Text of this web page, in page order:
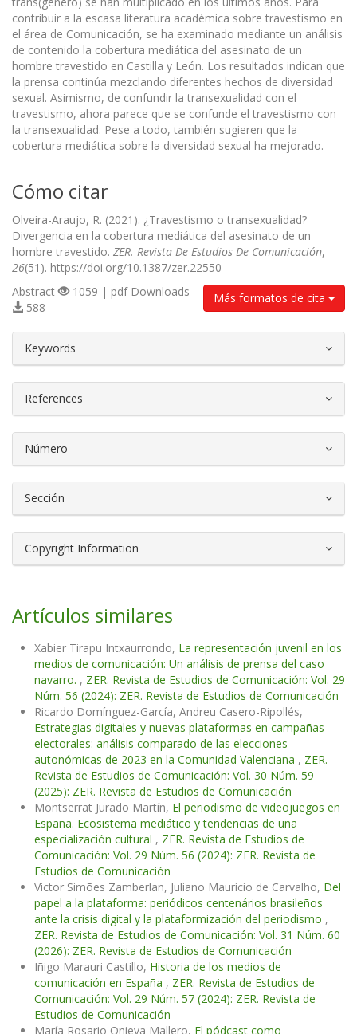
contribuir a la escasa literatura académica sobre travestismo en
el área de Comunicación, se ha examinado mediante un análisis
de contenido la cobertura mediática del asesinato de un
hombre travestido en Castilla y León. Los resultados indican que
la prensa continúa mezclando diferentes hechos de diversidad
sexual. Asimismo, de confundir la transexualidad con el
travestismo, ahora parece que se confunde el travestismo con
la transexualidad. Pese a todo, también sugieren que la
cobertura mediática sobre la diversidad sexual ha mejorado.
Cómo citar
Olveira-Araujo, R. (2021). ¿Travestismo o transexualidad?
Divergencia en la cobertura mediática del asesinato de un
hombre travestido. ZER. Revista De Estudios De Comunicación,
26(51). https://doi.org/10.1387/zer.22550
Más formatos de cita
Abstract
1059 | pdf Downloads
588
Keywords
References
Número
Sección
Copyright Information
Artículos similares
Xabier Tirapu Intxaurrondo, La representación juvenil en los
medios de comunicación: Un análisis de prensa del caso
navarro. , ZER. Revista de Estudios de Comunicación: Vol. 29
Núm. 56 (2024): ZER. Revista de Estudios de Comunicación
Ricardo Domínguez-García, Andreu Casero-Ripollés,
Estrategias digitales y nuevas plataformas en campañas
electorales: análisis comparado de las elecciones
autonómicas de 2023 en la Comunidad Valenciana , ZER.
Revista de Estudios de Comunicación: Vol. 30 Núm. 59
(2025): ZER. Revista de Estudios de Comunicación
Montserrat Jurado Martín, El periodismo de videojuegos en
España. Ecosistema mediático y tendencias de una
especialización cultural , ZER. Revista de Estudios de
Comunicación: Vol. 29 Núm. 56 (2024): ZER. Revista de
Estudios de Comunicación
Victor Simões Zamberlan, Juliano Maurício de Carvalho, Del
papel a la plataforma: periódicos centenários brasileños
ante la crisis digital y la plataformización del periodismo ,
ZER. Revista de Estudios de Comunicación: Vol. 31 Núm. 60
(2026): ZER. Revista de Estudios de Comunicación
Iñigo Marauri Castillo, Historia de los medios de
comunicación en España , ZER. Revista de Estudios de
Comunicación: Vol. 29 Núm. 57 (2024): ZER. Revista de
Estudios de Comunicación
María Rosario Onieva Mallero, El pódcast como